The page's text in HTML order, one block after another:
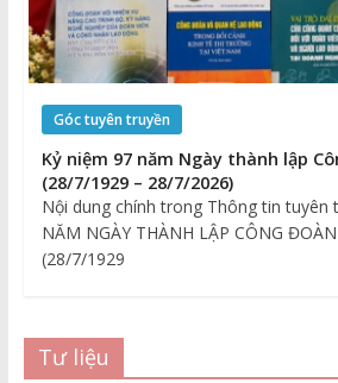
Góc tuyên truyền
Kỷ niệm 97 năm Ngày thành lập
(28/7/1929 – 28/7/2026)
Nội dung chính trong Thông tin tuyên
NĂM NGÀY THÀNH LẬP CÔNG
(28/7/1929
Tư liệu